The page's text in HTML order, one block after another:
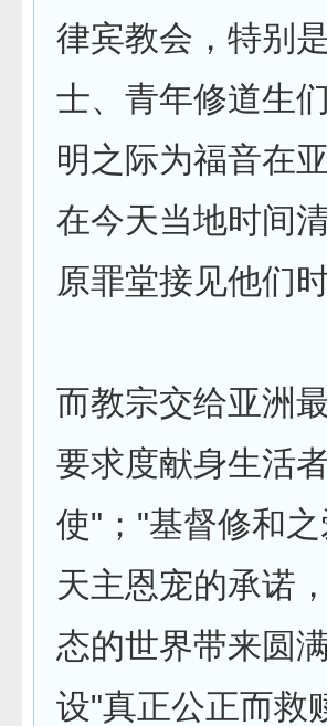
律宾教会，特别
士、青年修道生
明之际为福音在
在今天当地时间
原罪堂接见他们
而教宗交给亚洲
要求度献身生活
使"；"基督修和
天主恩宠的承诺
态的世界带来圆
设"真正公正而救